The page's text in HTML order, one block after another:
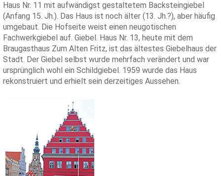
Haus Nr. 11 mit aufwändigst gestaltetem Backsteingiebel
(Anfang 15. Jh.). Das Haus ist noch älter (13. Jh.?), aber häufig
umgebaut. Die Hofseite weist einen neugotischen
Fachwerkgiebel auf. Giebel. Haus Nr. 13, heute mit dem
Braugasthaus Zum Alten Fritz, ist das ältestes Giebelhaus der
Stadt. Der Giebel selbst wurde mehrfach verändert und war
ursprünglich wohl ein Schildgiebel. 1959 wurde das Haus
rekonstruiert und erhielt sein derzeitiges Aussehen.